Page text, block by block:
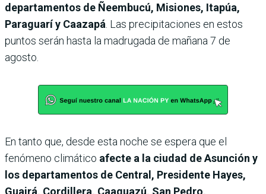
departamentos de Ñeembucú, Misiones, Itapúa,
Paraguarí y Caazapá . Las precipitaciones en estos
puntos serán hasta la madrugada de mañana 7 de
agosto.
En tanto que, desde esta noche se espera que el
fenómeno climático afecte a la ciudad de Asunción y
los departamentos de Central, Presidente Hayes,
Guairá, Cordillera, Caaguazú, San Pedro,